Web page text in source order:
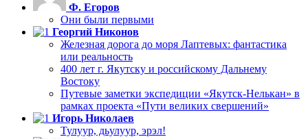
Ф. Егоров
Они были первыми
Георгий Никонов
Железная дорога до моря Лаптевых: фантастика
или реальность
400 лет г. Якутску и российскому Дальнему
Востоку
Путевые заметки экспедиции «Якутск-Нелькан» в
рамках проекта «Пути великих свершений»
Игорь Николаев
Тулуур, дьулуур, эрэл!